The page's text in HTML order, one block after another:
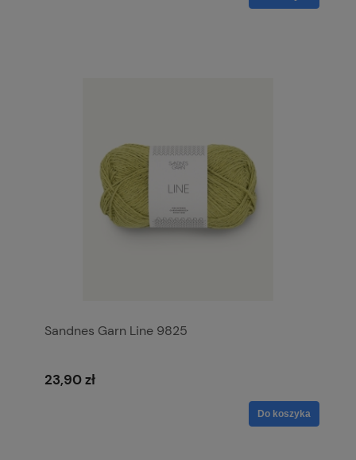
Sandnes Garn Line 9825
23,90 zł
Do koszyka